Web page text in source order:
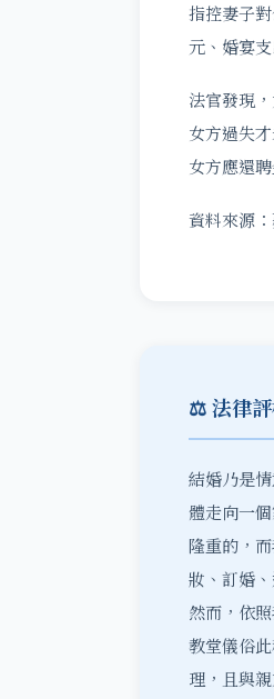
指控妻子
元、婚宴
法官發現
女方過失
女方應還聘
資料來源
⚖️ 法律
結婚乃是
體走向一
隆重的，
妝、訂婚
然而，依
教堂儀俗
理，且與